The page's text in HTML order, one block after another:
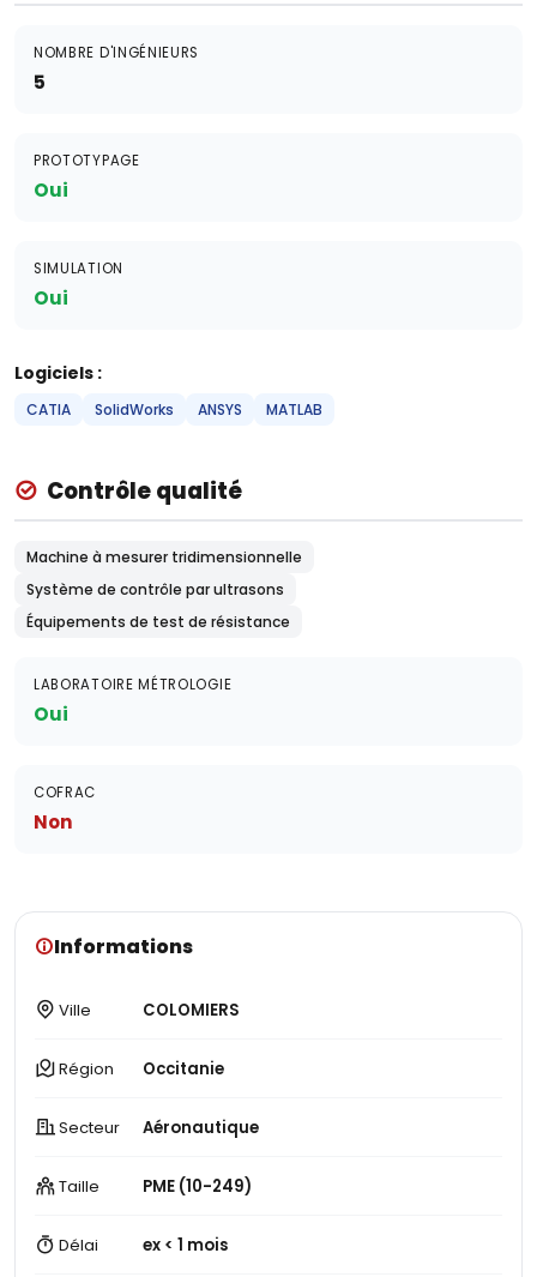
NOMBRE D'INGÉNIEURS
5
PROTOTYPAGE
Oui
SIMULATION
Oui
Logiciels :
CATIA SolidWorks ANSYS MATLAB
Contrôle qualité
Machine à mesurer tridimensionnelle
Système de contrôle par ultrasons
Équipements de test de résistance
LABORATOIRE MÉTROLOGIE
Oui
COFRAC
Non
Informations
Ville COLOMIERS
Région Occitanie
Secteur Aéronautique
Taille PME (10-249)
Délai ex < 1 mois